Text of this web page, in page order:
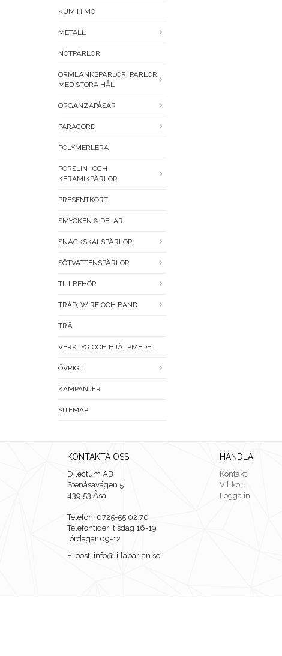
KUMIHIMO
METALL
NÖTPÄRLOR
ORMLÄNKSPÄRLOR, PÄRLOR
MED STORA HÅL
ORGANZAPÅSAR
PARACORD
POLYMERLERA
PORSLIN- OCH
KERAMIKPÄRLOR
PRESENTKORT
SMYCKEN & DELAR
SNÄCKSKALSPÄRLOR
SÖTVATTENSPÄRLOR
TILLBEHÖR
TRÅD, WIRE OCH BAND
TRÄ
VERKTYG OCH HJÄLPMEDEL
ÖVRIGT
KAMPANJER
SITEMAP
KONTAKTA OSS
Dilectum AB
Stenåsavägen 5
439 53 Åsa
Telefon: 0725-55 02 70
Telefontider: tisdag 16-19
lördagar 09-12
E-post: info@lillaparlan.se
HANDLA
Kontakt
Villkor
Logga in